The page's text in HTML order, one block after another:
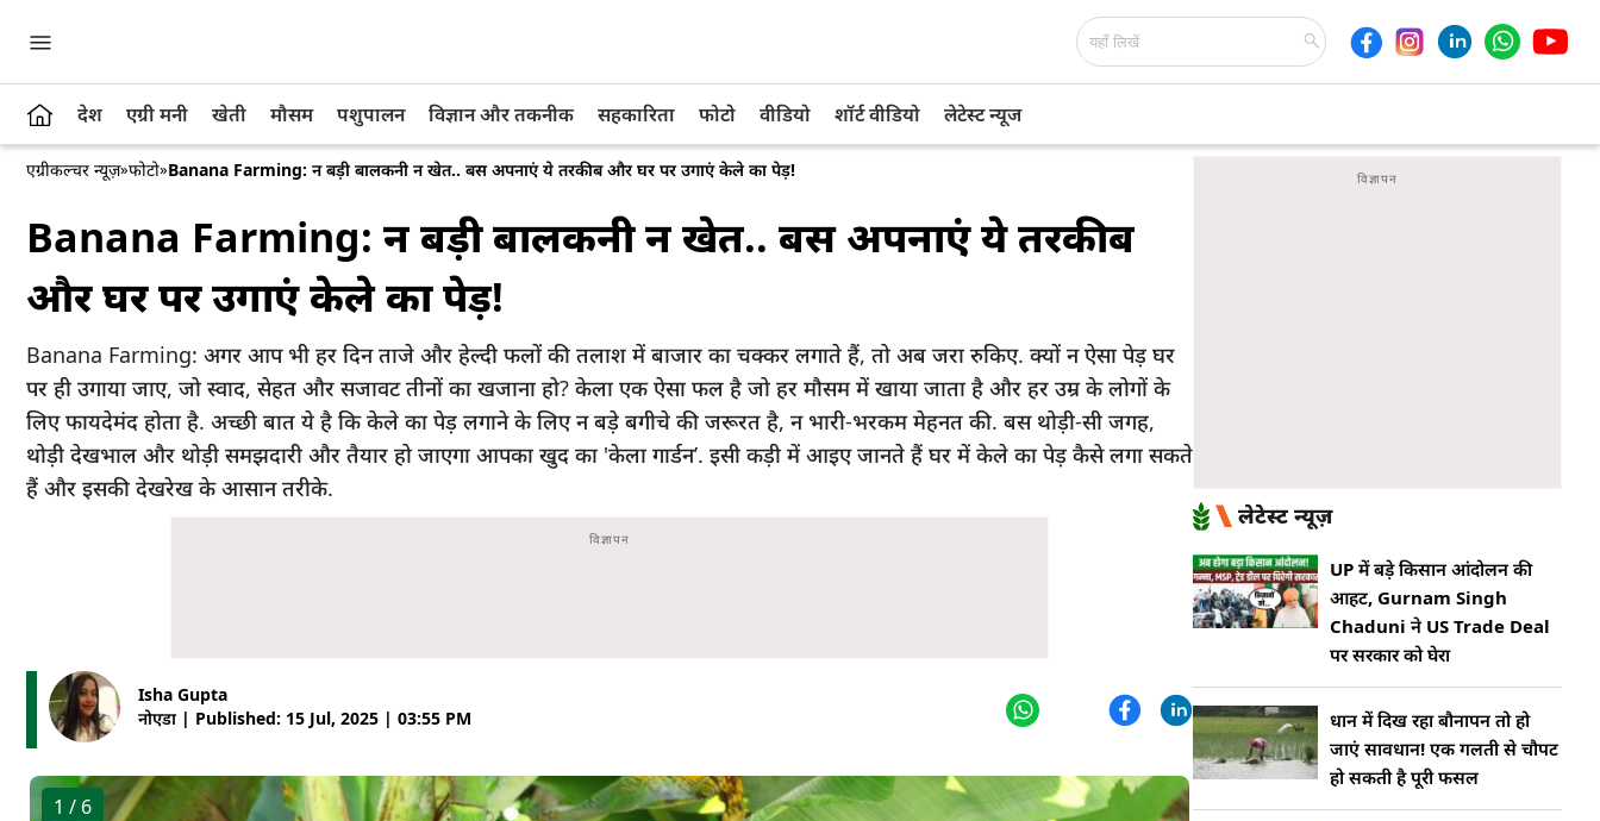
देश एग्री मनी खेती मौसम पशुपालन विज्ञान और तकनीक सहकारिता फोटो वीडियो शॉर्ट वीडियो लेटेस्ट न्यूज
एग्रीकल्चर न्यूज़»फोटो»Banana Farming: न बड़ी बालकनी न खेत.. बस अपनाएं ये तरकीब और घर पर उगाएं केले का पेड़!
Banana Farming: न बड़ी बालकनी न खेत.. बस अपनाएं ये तरकीब
और घर पर उगाएं केले का पेड़!
Banana Farming: अगर आप भी हर दिन ताजे और हेल्दी फलों की तलाश में बाजार का चक्कर लगाते हैं, तो अब जरा रुकिए. क्यों न ऐसा पेड़ घर
पर ही उगाया जाए, जो स्वाद, सेहत और सजावट तीनों का खजाना हो? केला एक ऐसा फल है जो हर मौसम में खाया जाता है और हर उम्र के लोगों के
लिए फायदेमंद होता है. अच्छी बात ये है कि केले का पेड़ लगाने के लिए न बड़े बगीचे की जरूरत है, न भारी-भरकम मेहनत की. बस थोड़ी-सी जगह,
थोड़ी देखभाल और थोड़ी समझदारी और तैयार हो जाएगा आपका खुद का 'केला गार्डन’. इसी कड़ी में आइए जानते हैं घर में केले का पेड़ कैसे लगा सकते
हैं और इसकी देखरेख के आसान तरीके.
Isha Gupta
नोएडा | Published: 15 Jul, 2025 | 03:55 PM
1 / 6
लेटेस्ट न्यूज़
UP में बड़े किसान आंदोलन की
आहट, Gurnam Singh
Chaduni ने US Trade Deal
पर सरकार को घेरा
धान में दिख रहा बौनापन तो हो
जाएं सावधान! एक गलती से चौपट
हो सकती है पूरी फसल